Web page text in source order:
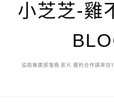
小芝芝-雞
協助推廣部落格.影片.邀約合作請來